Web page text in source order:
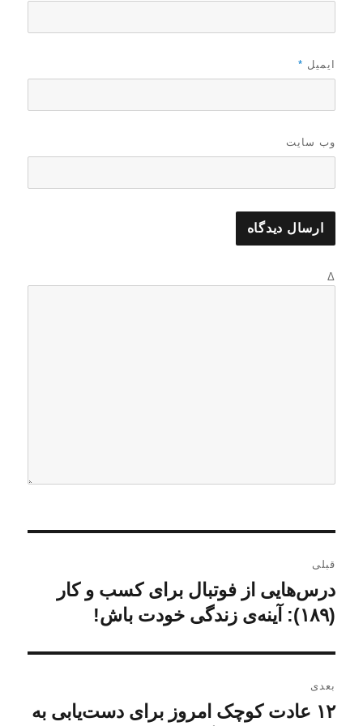
ایمیل *
وب‌ سایت
Δ
ا
ه
ب
ر
ی
قبلی
ن
و
ت
ق
درس‌هایی از فوتبال برای کسب و کار
(۱۸۹): آینه‌ی زندگی خودت باش!
بعدی
ن
۱۲ عادت کوچک امروز برای دست‌یابی به